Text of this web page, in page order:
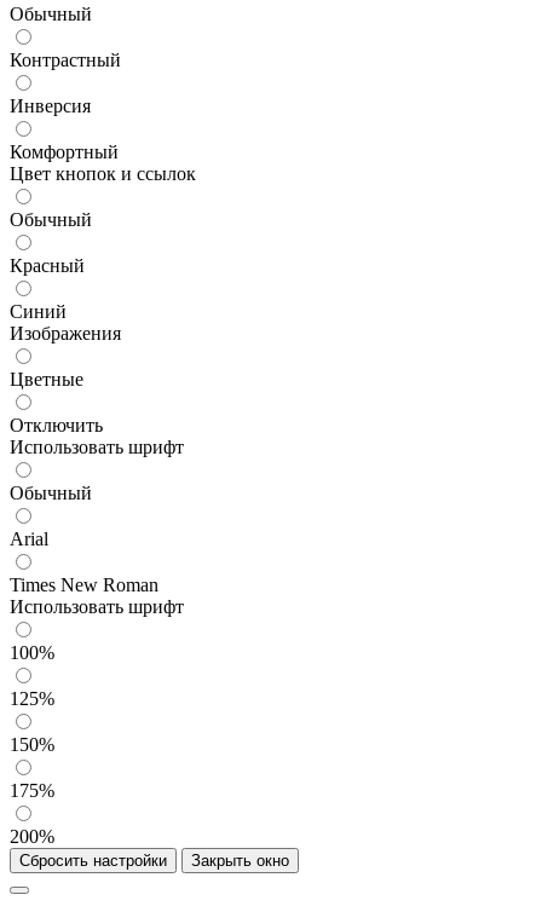
Обычный
Контрастный
Инверсия
Комфортный
Цвет кнопок и ссылок
Обычный
Красный
Синий
Изображения
Цветные
Отключить
Использовать шрифт
Обычный
Arial
Times New Roman
Использовать шрифт
100%
125%
150%
175%
200%
Сбросить настройки Закрыть окно